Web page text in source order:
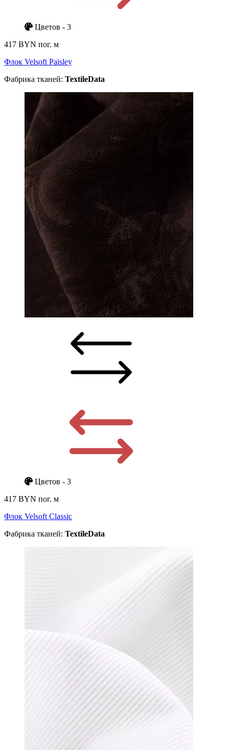
Цветов - 3
417 BYN пог. м
Флок Velsoft Paisley
Фабрика тканей: TextileData
Цветов - 3
417 BYN пог. м
Флок Velsoft Classic
Фабрика тканей: TextileData